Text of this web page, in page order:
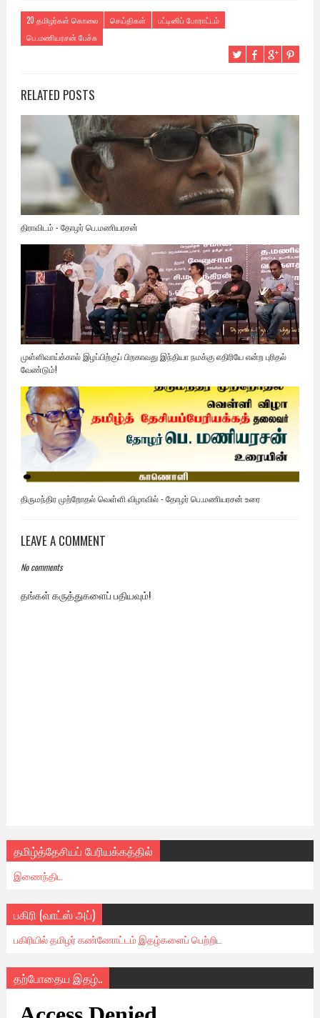
20 தமிழர்கள் கொலை செய்திகள்
பட்டினிப் போராட்டம்
பெ.மணியரசன் பேச்சு
RELATED POSTS
திராவிடம் - தோழர் பெ.மணியரசன்
முள்ளிவாய்க்கால் இழப்பிற்குப் பிறகாவது இந்தியா நமக்கு எதிரியே என்ற புரிதல்
வேண்டும்!
திருமந்திர முற்றோதல் வெள்ளி விழாவில் - தோழர் பெ.மணியரசன் உரை
LEAVE A COMMENT
No comments
தங்கள் கருத்துகளைப் பதியவும்!
தமிழ்த்தேசியப் பேரியக்கத்தில்
இணைந்திட
பகிரி (வாட்ஸ் அப்)
பகிரியில் தமிழர் கண்ணோட்டம் இதழ்களைப் பெற்றிட
தற்போதைய இதழ்..